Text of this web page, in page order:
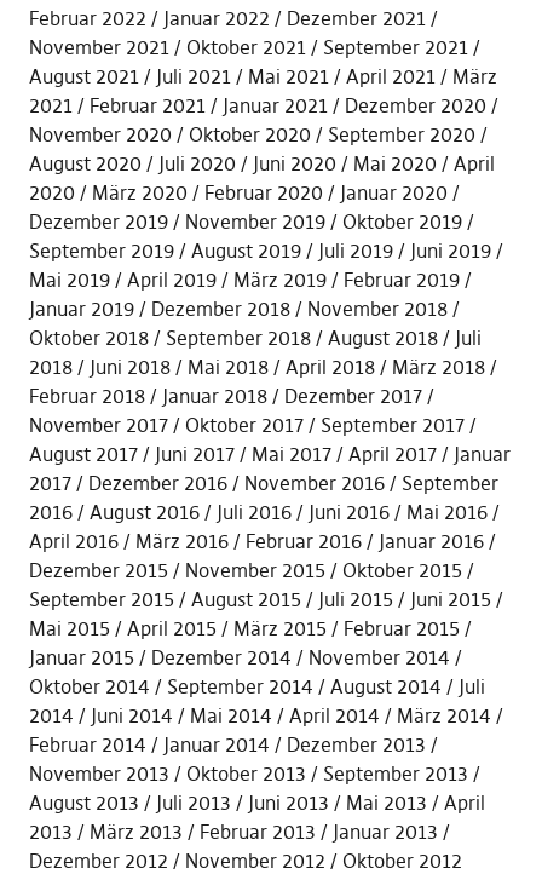
Februar 2022
Januar 2022
Dezember 2021
November 2021
Oktober 2021
September 2021
August 2021
Juli 2021 Mai 2021 April 2021
März
2021
Februar 2021 Januar 2021
Dezember 2020
November 2020
Oktober 2020
September 2020
August 2020
Juli 2020 Juni 2020 Mai 2020
April
2020
März 2020 Februar 2020
Januar 2020
Dezember 2019
November 2019
Oktober 2019
September 2019
August 2019 Juli 2019
Juni 2019
Mai 2019
April 2019 März 2019
Februar 2019
Januar 2019
Dezember 2018
November 2018
Oktober 2018
September 2018 August 2018
Juli
2018
Juni 2018 Mai 2018 April 2018
März 2018
Februar 2018
Januar 2018
Dezember 2017
November 2017
Oktober 2017
September 2017
August 2017
Juni 2017 Mai 2017 April 2017
Januar
2017
Dezember 2016 November 2016
September
2016
August 2016 Juli 2016 Juni 2016
Mai 2016
April 2016
März 2016 Februar 2016
Januar 2016
Dezember 2015
November 2015
Oktober 2015
September 2015
August 2015 Juli 2015
Juni 2015
Mai 2015
April 2015 März 2015
Februar 2015
Januar 2015
Dezember 2014
November 2014
Oktober 2014
September 2014 August 2014
Juli
2014
Juni 2014 Mai 2014 April 2014
März 2014
Februar 2014
Januar 2014
Dezember 2013
November 2013
Oktober 2013
September 2013
August 2013
Juli 2013 Juni 2013 Mai 2013
April
2013
März 2013 Februar 2013
Januar 2013
Dezember 2012
November 2012 Oktober 2012